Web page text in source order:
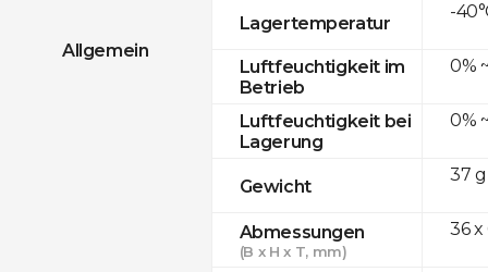
Allgemein
Lagertemperatur
Luftfeuchtigkeit im
Betrieb
Luftfeuchtigkeit bei
Lagerung
Gewicht
Abmessungen
(B x H x T, mm)
-
0%
0%
37 g
36 x